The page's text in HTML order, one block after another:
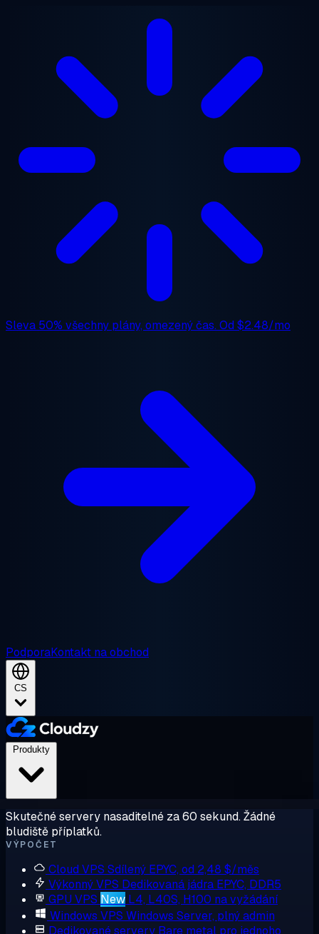
Sleva 50% všechny plány, omezený čas. Od $2.48/mo
PodporaKontakt na obchod
CS
Skutečné servery nasaditelné za 60 sekund. Žádné
bludiště příplatků.
VÝPOČET
Cloud VPS Sdílený EPYC, od 2,48 $/měs
Výkonný VPS Dedikovaná jádra EPYC, DDR5
GPU VPS New L4, L40S, H100 na vyžádání
Windows VPS Windows Server, plný admin
Dedikované servery Bare metal pro jednoho